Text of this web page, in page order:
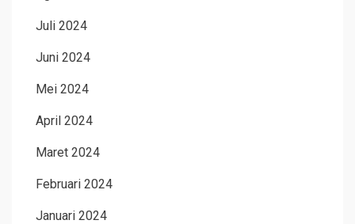
Juli 2024
Juni 2024
Mei 2024
April 2024
Maret 2024
Februari 2024
Januari 2024